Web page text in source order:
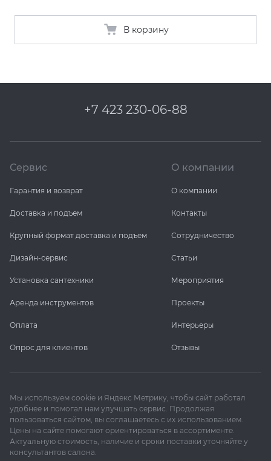
В корзину
+7 423 230-06-88
Сервис
Гарантия и возврат
Доставка и подъем
Крупный формат доставка и подъем
Дизайн-сервис
Установка сантехники
Аренда инструментов
Оплата
Опрос для клиентов
О компании
О компании
Контакты
Сотрудничество
Статьи
Мероприятия
Проекты
Интерьеры
Отзывы
Мы используем cookie и Яндекс Метрику, чтобы сайт работал
удобнее и помогал нам улучшать сервис. Продолжая
пользоваться сайтом, вы соглашаетесь с их использованием.
Цены на сайте помогают ориентироваться в ассортименте.
Актуальную стоимость, наличие и сроки поставки уточняйте у
консультантов салона.